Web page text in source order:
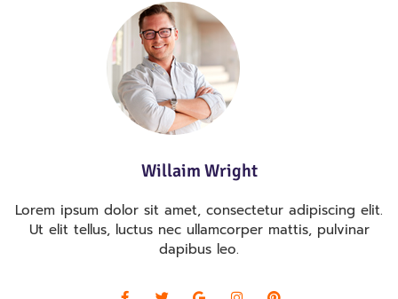
Willaim Wright
Lorem ipsum dolor sit amet, consectetur adipiscing elit.
Ut elit tellus, luctus nec ullamcorper mattis, pulvinar
dapibus leo.